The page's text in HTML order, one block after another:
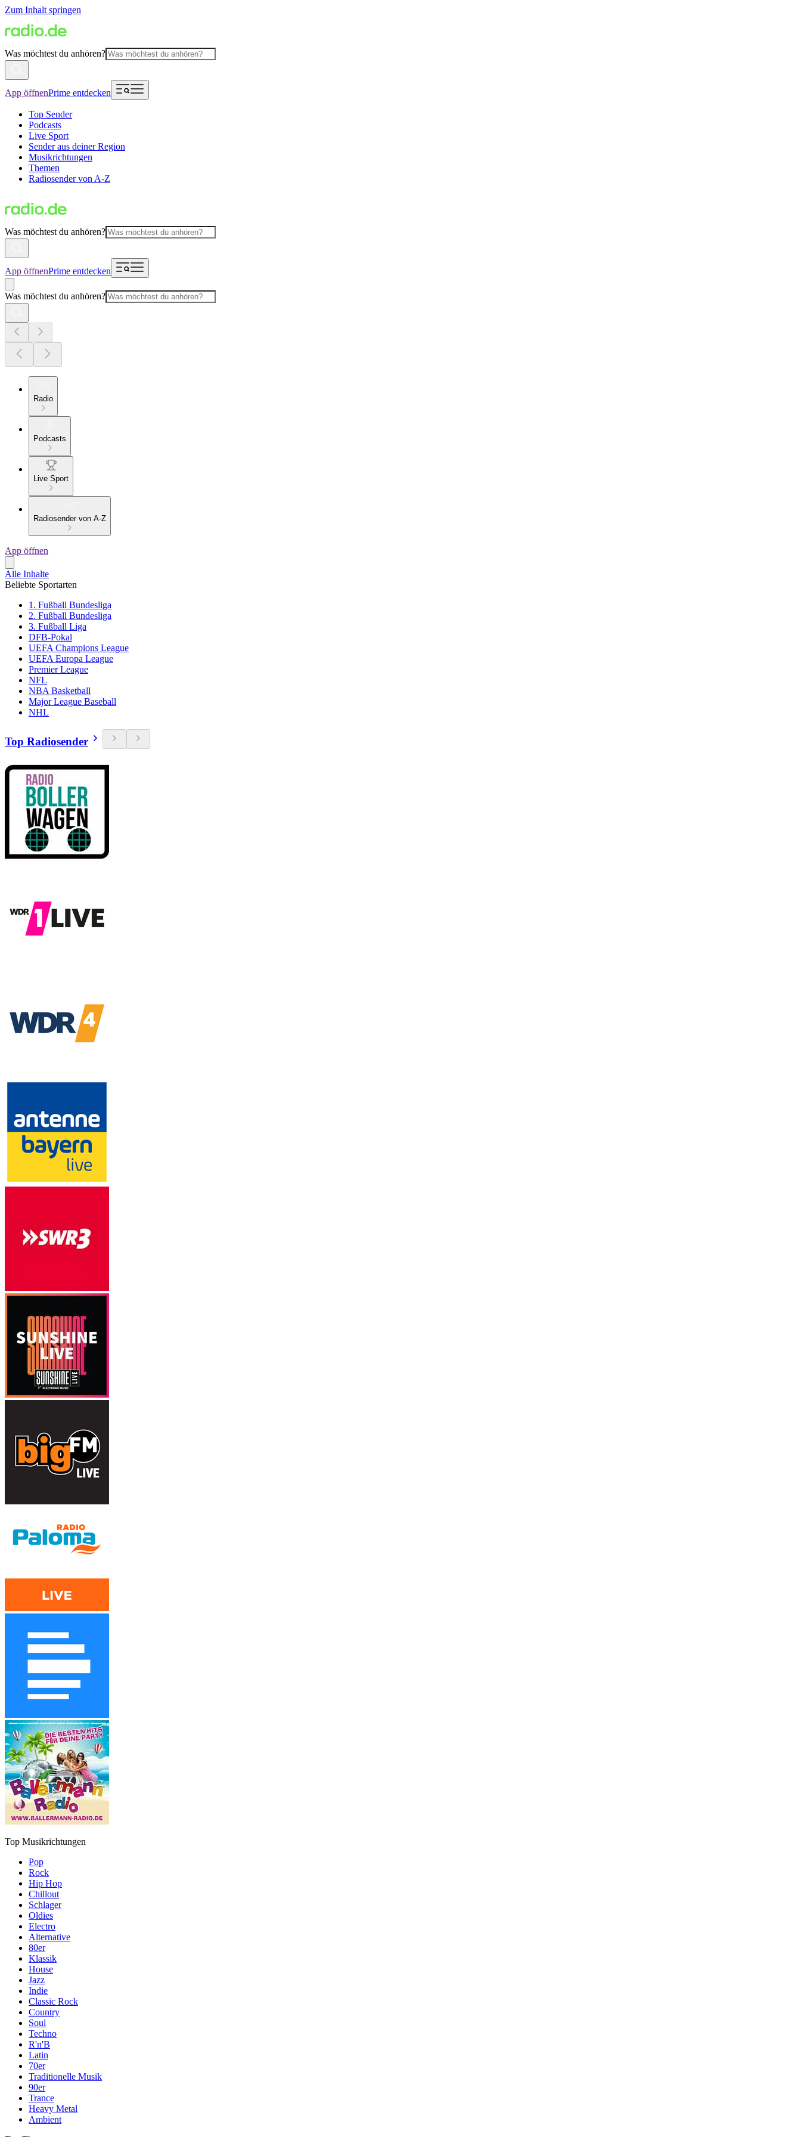
Zum Inhalt springen
Was möchtest du anhören?
App öffnenPrime entdecken
Top Sender
Podcasts
Live Sport
Sender aus deiner Region
Musikrichtungen
Themen
Radiosender von A-Z
Was möchtest du anhören?
App öffnenPrime entdecken
Was möchtest du anhören?
Radio
Podcasts
Live Sport
Radiosender von A-Z
App öffnen
Alle Inhalte
Beliebte Sportarten
1. Fußball Bundesliga
2. Fußball Bundesliga
3. Fußball Liga
DFB-Pokal
UEFA Champions League
UEFA Europa League
Premier League
NFL
NBA Basketball
Major League Baseball
NHL
Top Radiosender
Top Musikrichtungen
Pop
Rock
Hip Hop
Chillout
Schlager
Oldies
Electro
Alternative
80er
Klassik
House
Jazz
Indie
Classic Rock
Country
Soul
Techno
R'n'B
Latin
70er
Traditionelle Musik
90er
Trance
Heavy Metal
Ambient